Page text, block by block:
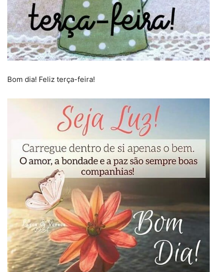
Bom dia! Feliz terça-feira!